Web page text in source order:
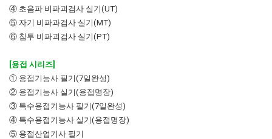
④ 초음파 비파괴검사 실기(UT)
⑤ 자기 비파과검사 실기(MT)
⑥ 침투 비파괴검사 실기(PT)
[용접 시리즈]
① 용접기능사 필기(7일완성)
② 용접기능사 실기(용접명장)
③ 특수용접기능사 필기(7일완성)
④ 특수용접기능사 실기(용접명장)
⑤ 용접산업기사 필기